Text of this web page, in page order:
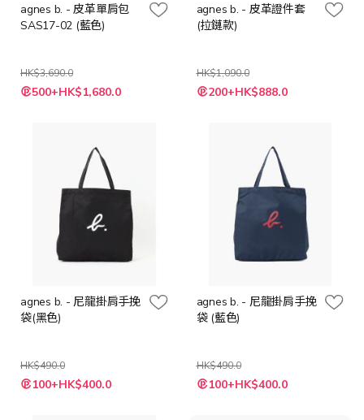
agnes b. - 皮革單肩包
SAS17-02 (藍色)
HK$3,690.0
特
殊 500+HK$1,680.0
agnes b. - 皮革證件套
(拉鏈款)
HK$1,090.0
特
殊 200+HK$888.0
agnes b. - 尼龍掛肩手挽
袋(黑色)
HK$490.0
特
殊 100+HK$400.0
agnes b. - 尼龍掛肩手挽
袋 (藍色)
HK$490.0
特
殊 100+HK$400.0